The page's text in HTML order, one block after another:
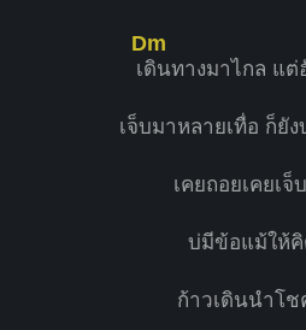
เ
Dm
ดินทางมาไกล แต่
เจ็บมาหลายเทื่อ ก็ยั
เคยถอยเคยเจ็
บ่มีข้อแม้ให้คิ
ก้าวเดินนำโช